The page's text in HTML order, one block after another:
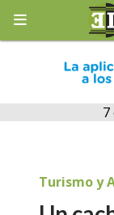
7
Turismo y